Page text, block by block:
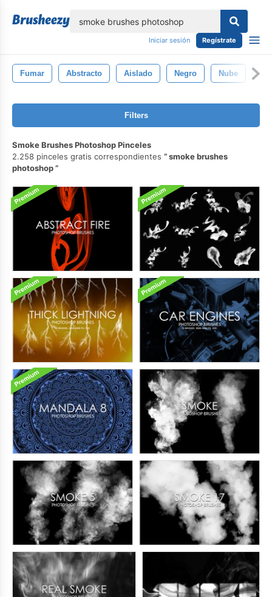
Iniciar sesión Regístrate
Fumar Abstracto Aislado Negro Nube
Filters
Smoke Brushes Photoshop Pinceles
2.258 pinceles gratis correspondientes
smoke brushes
photoshop